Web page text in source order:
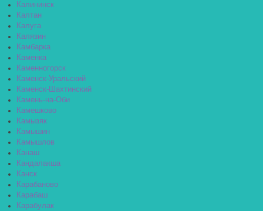
Калининск
Калтан
Калуга
Калязин
Камбарка
Каменка
Каменногорск
Каменск-Уральский
Каменск-Шахтинский
Камень-на-Оби
Камешково
Камызяк
Камышин
Камышлов
Канаш
Кандалакша
Канск
Карабаново
Карабаш
Карабулак